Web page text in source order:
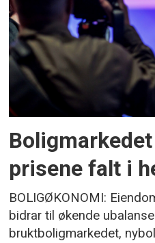
prisene falt i
BOLIGØKONOMI:
bidrar til økende
bruktboligmarkedet,